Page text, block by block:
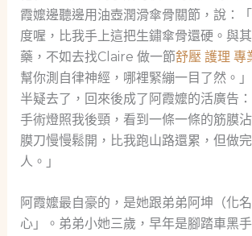
霞嬤邊聽邊用油壺潤滑傘骨關節，說：
度喔，比我手上這把生鏽傘骨還硬。與
藥，不如去找Claire 做一節舒壓 護理 專
幫你測自律神經，哪裡緊繃一目了然。
半疑去了，回來後成了阿霞嬤的活廣告
手術燈照我後頸，看到一條一條的筋膜
膜刀慢慢鬆開，比我跑山路還累，但做
人。」
阿霞嬤最自豪的，是她跟弟弟阿坤（化
心」。弟弟小她三歲，早年是腳踏車黑